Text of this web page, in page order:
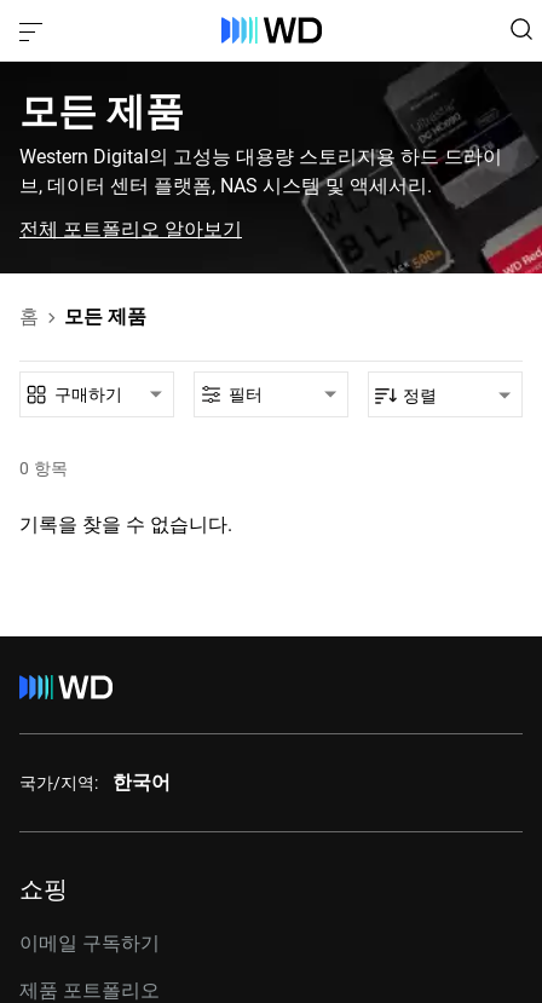
모든 제품‎
Western Digital의 고성능 대용량 스토리지용 하드 드라이
브, 데이터 센터 플랫폼, NAS 시스템 및 액세서리.
전체 포트폴리오 알아보기
홈 모든 제품
0 항목
구매하기 필터 정렬
기록을 찾을 수 없습니다.
국가/지역: 한국어
쇼핑
이메일 구독하기
제품 포트폴리오